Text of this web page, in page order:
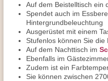
Auf dem Beistelltisch ein
Spendet auch im
Hintergrundbeleuchtung
Ausgerüstet mit einem
Stufenlos können Sie die
Auf dem Nachttisch im
Ebenfalls im
Zudem ist ein
Sie können zwischen